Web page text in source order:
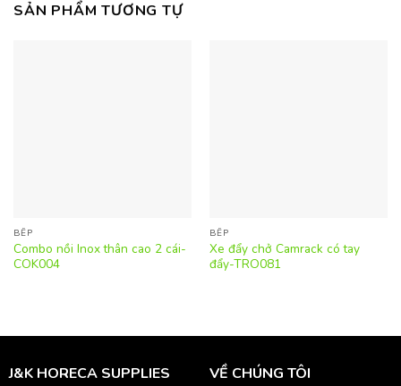
SẢN PHẨM TƯƠNG TỰ
BẾP
Combo nồi Inox thân cao 2 cái-
COK004
BẾP
Xe đẩy chở Camrack có tay
đẩy-TRO081
J&K HORECA SUPPLIES
VỀ CHÚNG TÔI